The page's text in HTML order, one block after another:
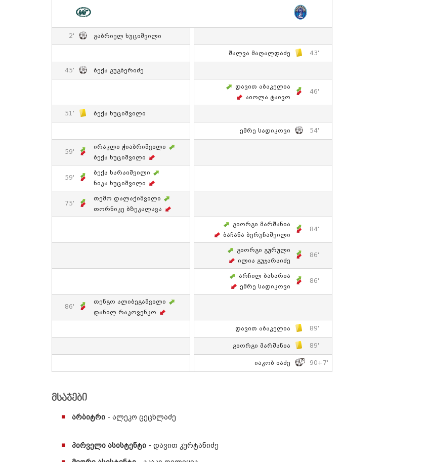
2' Გაბრიელ Ხუციშვილი
Შალვა Მაღალდაძე 43'
45' Ბექა Გუგბერიძე
Დავით Აბაკელია
Აიოლა Ტაივო
46'
51' Ბექა Ხუციშვილი
Ემრე Სადიკოვი 54'
59'
Ირაკლი Ჭიაბრიშვილი
Ბექა Ხუციშვილი
59'
Ბექა Ხარაიშვილი
Ნიკა Ხუციშვილი
75'
Თემო Დალაქიშვილი
Თორნიკე Ბზეკალავა
Გიორგი Მარშანია
Ბაჩანა Ბერუჩაშვილი
84'
Გიორგი Გურული
Ილია Გუჯარაიძე
86'
Არჩილ Ბასარია
Ემრე Სადიკოვი
86'
86'
Თენგო Ალიბეგაშვილი
Დანილ Რაკოვენკო
Დავით Აბაკელია 89'
Გიორგი Მარშანია 89'
Იაკობ Იაძე 90+7'
მსაჯები
არბიტრი - ალეკო ცეცხლაძე
პირველი ასისტენტი - დავით კურტანიძე